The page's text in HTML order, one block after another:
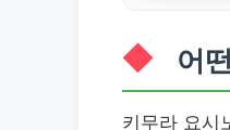
어
키무라 요시